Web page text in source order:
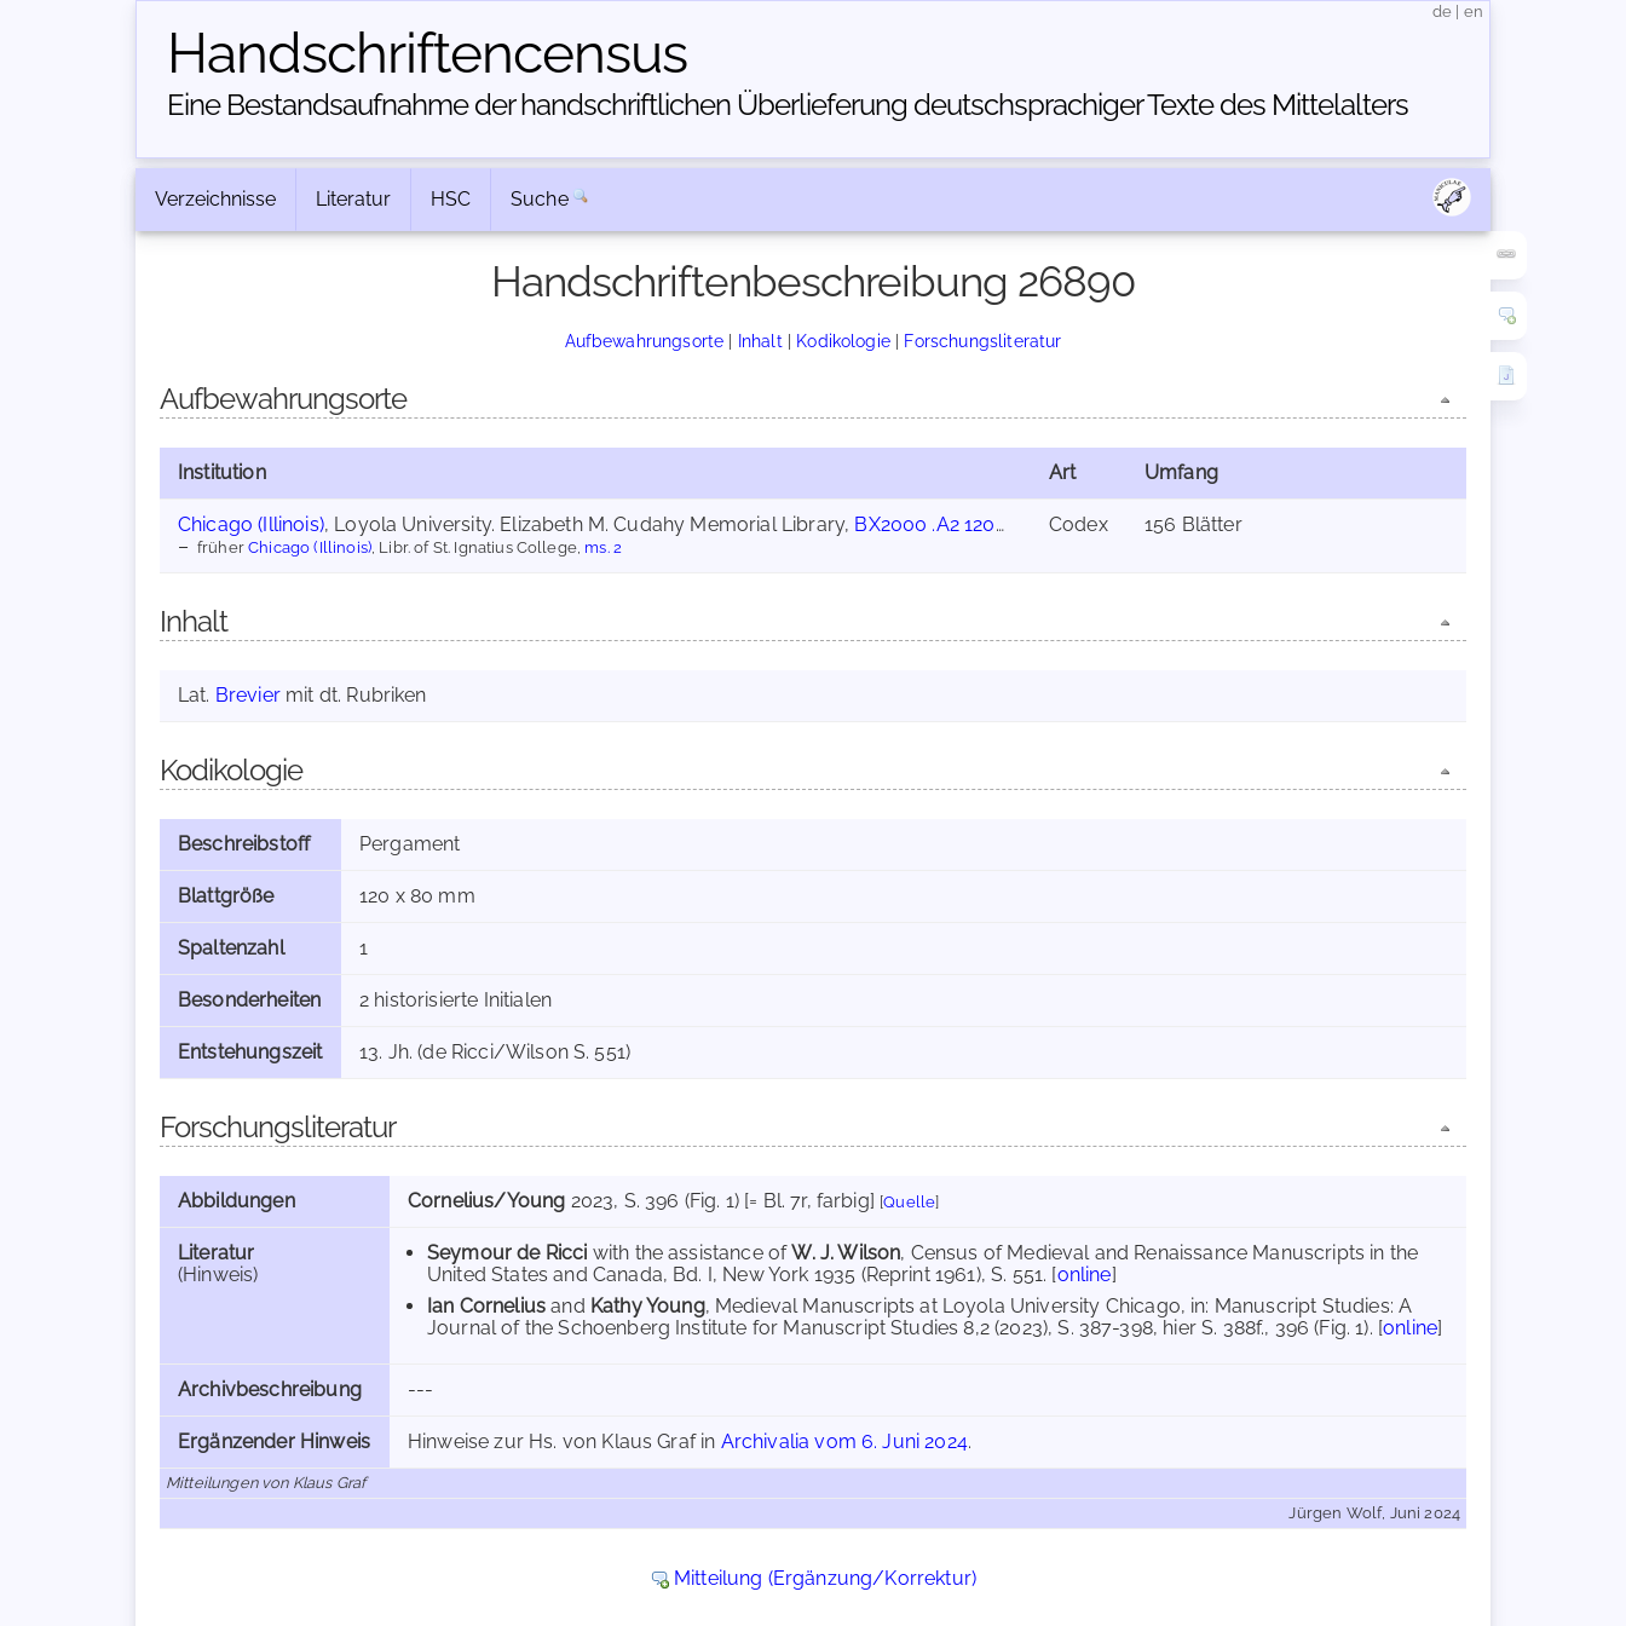
Handschriften­census
Eine Bestandsaufnahme der handschriftlichen Über­lieferung deutschsprachiger Texte des Mittelalters
de en
Verzeichnisse Literatur HSC Suche
Handschriftenbeschreibung 26890
Aufbewahrungsorte | Inhalt | Kodikologie| Forschungsliteratur
Aufbewahrungsorte
Institution Art Umfang
Chicago (Illinois), Loyola University. Elizabeth M. Cudahy Memorial Library, BX2000 .A2 1200z
früherChicago (Illinois) , Libr. of St. Ignatius College, ms. 2
Codex 156 Blätter
Inhalt
Lat. Breviermit dt. Rubriken
Kodikologie
Beschreibstoff Pergament
Blattgröße 120 x 80 mm
Spaltenzahl 1
Besonderheiten 2 historisierte Initialen
Entstehungszeit 13. Jh. (de Ricci/Wilson S. 551)
Forschungsliteratur
Abbildungen Cornelius/Young 2023, S. 396 (Fig. 1) [= Bl. 7r, farbig] [Quelle]
Literatur
(Hinweis)
Seymour de Ricci with the assistance ofW. J. Wilson, Census of Medieval and Renaissance Manuscripts in the
United States and Canada, Bd. I, New York 1935 (Reprint 1961), S. 551. [online]
Ian Cornelius and Kathy Young, Medieval Manuscripts at Loyola University Chicago, in: Manuscript Studies: A
Journal of the Schoenberg Institute for Manuscript Studies 8,2 (2023), S. 387-398, hier S. 388f., 396 (Fig. 1). [online]
Archivbeschreibung ---
Ergänzender Hinweis Hinweise zur Hs. von Klaus Graf in Archivalia vom 6. Juni 2024.
Mitteilungen von Klaus Graf
Jürgen Wolf, Juni 2024
Mitteilung (Ergänzung/Korrektur)